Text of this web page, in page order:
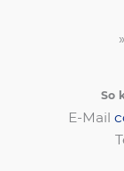
»
So
E-Mail